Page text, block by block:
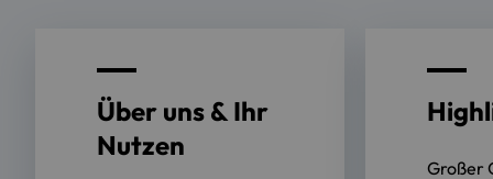
Über uns & Ihr
Nutzen
Großer